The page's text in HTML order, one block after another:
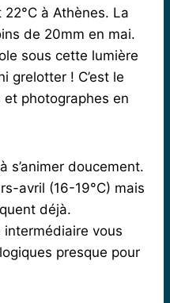
à Athènes. La
de 20mm en mai.
sous cette lumière
grelotter ! C’est le
photographes en
s’animer doucement.
avril (16-19°C) mais
déjà.
vous
presque pour